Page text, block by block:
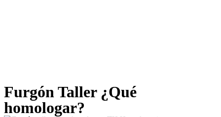
Furgón Taller ¿Qué
homologar?